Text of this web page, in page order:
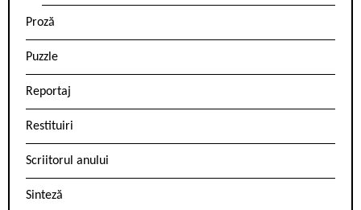
Proză
Puzzle
Reportaj
Restituiri
Scriitorul anului
Sinteză